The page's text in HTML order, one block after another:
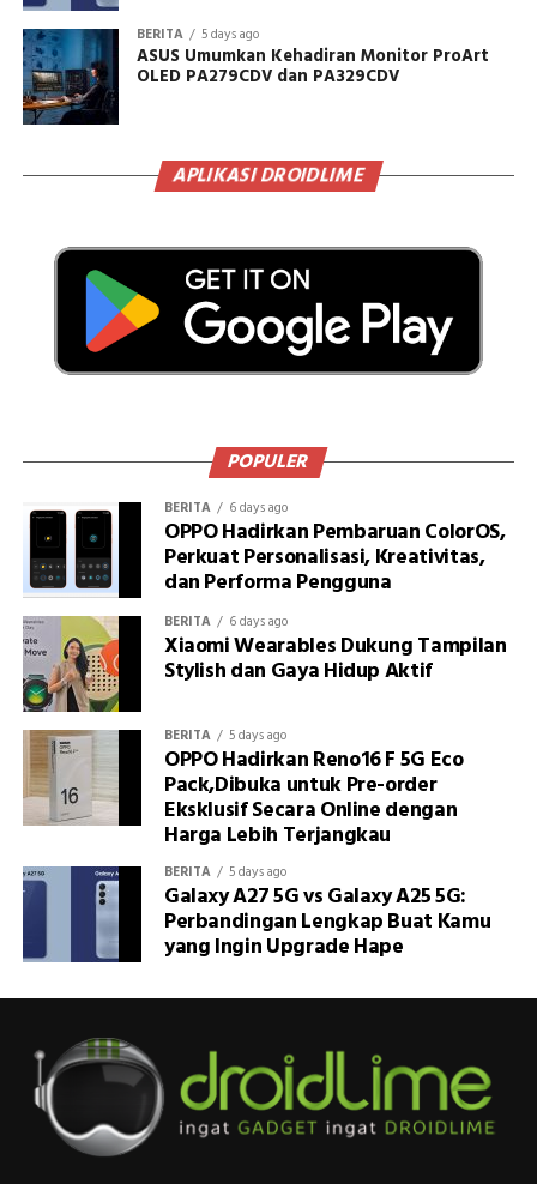
BERITA 5 days ago
ASUS Umumkan Kehadiran Monitor ProArt
OLED PA279CDV dan PA329CDV
APLIKASI DROIDLIME
POPULER
BERITA 6 days ago
OPPO Hadirkan Pembaruan ColorOS,
Perkuat Personalisasi, Kreativitas,
dan Performa Pengguna
BERITA 6 days ago
Xiaomi Wearables Dukung Tampilan
Stylish dan Gaya Hidup Aktif
BERITA 5 days ago
OPPO Hadirkan Reno16 F 5G Eco
Pack,Dibuka untuk Pre-order
Eksklusif Secara Online dengan
Harga Lebih Terjangkau
BERITA 5 days ago
Galaxy A27 5G vs Galaxy A25 5G:
Perbandingan Lengkap Buat Kamu
yang Ingin Upgrade Hape